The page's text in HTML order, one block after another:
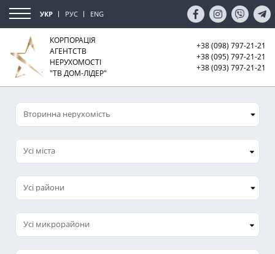
УКР РУС ENG
КОРПОРАЦІЯ
АГЕНТСТВ
НЕРУХОМОСТІ
"ТВ ДОМ-ЛІДЕР"
+38 (098) 797-21-21
+38 (095) 797-21-21
+38 (093) 797-21-21
Усі міста
Усі микрорайони